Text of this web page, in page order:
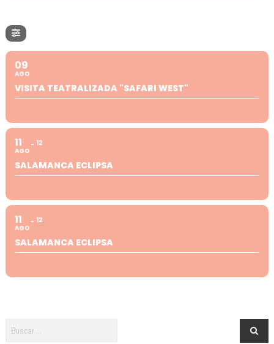
09
AGO
VISITA TEATRALIZADA "SAFARI WEST"
11
AGO
12
SALAMANCA ECLIPSA
11
AGO
12
SALAMANCA ECLIPSA